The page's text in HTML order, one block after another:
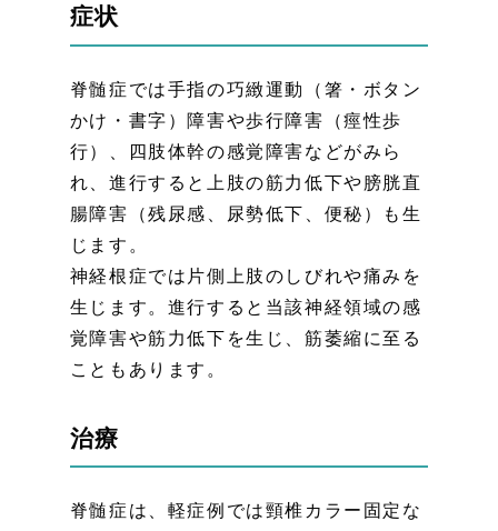
症状
脊髄症では手指の巧緻運動（箸・ボタン
かけ・書字）障害や歩行障害（痙性歩
行）、四肢体幹の感覚障害などがみら
れ、進行すると上肢の筋力低下や膀胱直
腸障害（残尿感、尿勢低下、便秘）も生
じます。
神経根症では片側上肢のしびれや痛みを
生じます。進行すると当該神経領域の感
覚障害や筋力低下を生じ、筋萎縮に至る
こともあります。
治療
脊髄症は、軽症例では頸椎カラー固定な